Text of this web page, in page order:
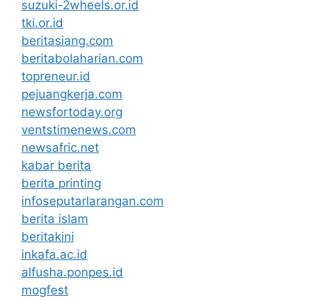
suzuki-2wheels.or.id
tki.or.id
beritasiang.com
beritabolaharian.com
topreneur.id
pejuangkerja.com
newsfortoday.org
ventstimenews.com
newsafric.net
kabar berita
berita printing
infoseputarlarangan.com
berita islam
beritakini
inkafa.ac.id
alfusha.ponpes.id
mogfest